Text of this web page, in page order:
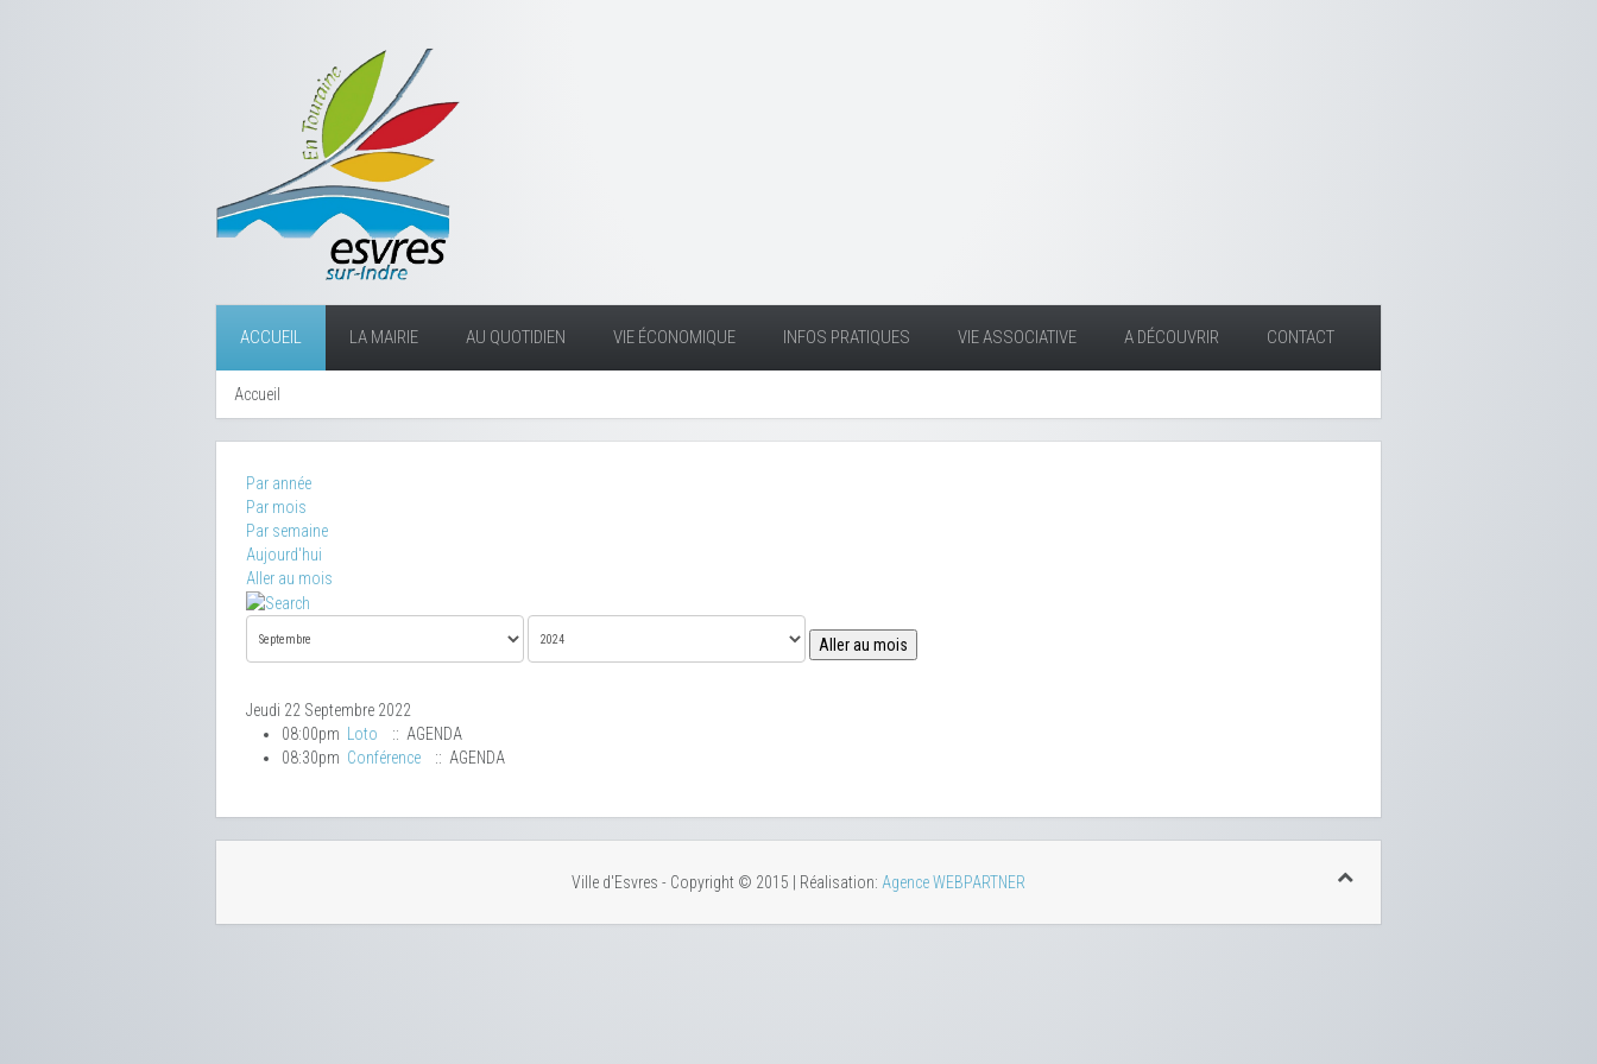
ACCUEIL LA MAIRIE AU QUOTIDIEN VIE ÉCONOMIQUE INFOS PRATIQUES VIE ASSOCIATIVE A DÉCOUVRIR CONTACT
Accueil
Par année
Par mois
Par semaine
Aujourd'hui
Aller au mois
Aller au mois
Jeudi 22 Septembre 2022
08:00pm Loto
:: AGENDA
08:30pm Conférence :: AGENDA
Ville d'Esvres - Copyright © 2015 | Réalisation: Agence WEBPARTNER